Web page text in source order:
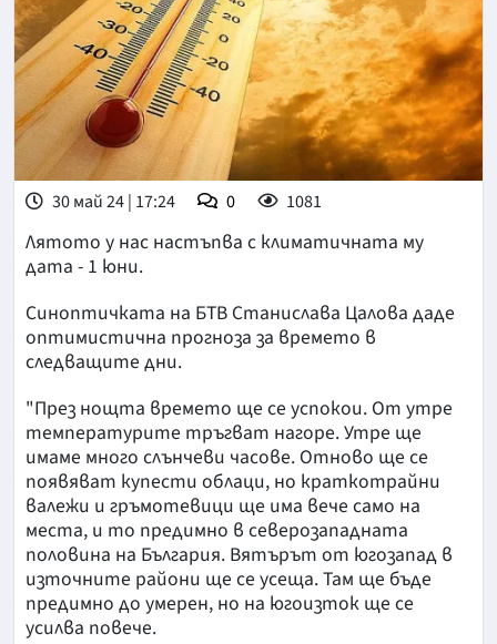
30 май 24 | 17:24 0 1081
Лятото у нас настъпва с климатичната му
дата - 1 юни.
Синоптичката на БТВ Станислава Цалова даде
оптимистична прогноза за времето в
следващите дни.
"През нощта времето ще се успокои. От утре
температурите тръгват нагоре. Утре ще
имаме много слънчеви часове. Отново ще се
появяват купести облаци, но краткотрайни
валежи и гръмотевици ще има вече само на
места, и то предимно в северозападната
половина на България. Вятърът от югозапад в
източните райони ще се усеща. Там ще бъде
предимно до умерен, но на югоизток ще се
усилва повече.